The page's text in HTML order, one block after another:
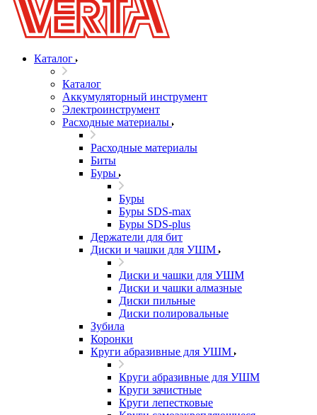
Каталог
Каталог
Аккумуляторный инструмент
Электроинструмент
Расходные материалы
Расходные материалы
Биты
Буры
Буры
Буры SDS-max
Буры SDS-plus
Держатели для бит
Диски и чашки для УШМ
Диски и чашки для УШМ
Диски и чашки алмазные
Диски пильные
Диски полировальные
Зубила
Коронки
Круги абразивные для УШМ
Круги абразивные для УШМ
Круги зачистные
Круги лепестковые